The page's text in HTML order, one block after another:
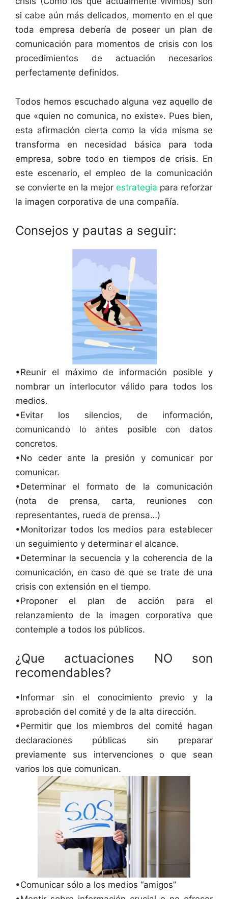
si cabe aún más delicados, momento en el que
toda empresa debería de poseer un plan de
comunicación para momentos de crisis con los
procedimientos de actuación necesarios
perfectamente definidos.
Todos hemos escuchado alguna vez aquello de
que «quien no comunica, no existe». Pues bien,
esta afirmación cierta como la vida misma se
transforma en necesidad básica para toda
empresa, sobre todo en tiempos de crisis. En
este escenario, el empleo de la comunicación
se convierte en la mejor estrategia para reforzar
la imagen corporativa de una compañía.
Consejos y pautas a seguir:
•Reunir el máximo de información posible y
nombrar un interlocutor válido para todos los
medios.
•Evitar los silencios, de información,
comunicando lo antes posible con datos
concretos.
•No ceder ante la presión y comunicar por
comunicar.
•Determinar el formato de la comunicación
(nota de prensa, carta, reuniones con
representantes, rueda de prensa…)
•Monitorizar todos los medios para establecer
un seguimiento y determinar el alcance.
•Determinar la secuencia y la coherencia de la
comunicación, en caso de que se trate de una
crisis con extensión en el tiempo.
•Proponer el plan de acción para el
relanzamiento de la imagen corporativa que
contemple a todos los públicos.
¿Que actuaciones NO son
recomendables?
•Informar sin el conocimiento previo y la
aprobación del comité y de la alta dirección.
•Permitir que los miembros del comité hagan
declaraciones públicas sin preparar
previamente sus intervenciones o que sean
varios los que comunican.
•Comunicar sólo a los medios “amigos”